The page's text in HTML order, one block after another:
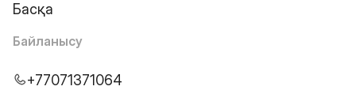
Басқа
Байланысу
+77071371064